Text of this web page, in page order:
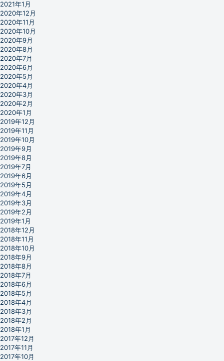
2021年1月
2020年12月
2020年11月
2020年10月
2020年9月
2020年8月
2020年7月
2020年6月
2020年5月
2020年4月
2020年3月
2020年2月
2020年1月
2019年12月
2019年11月
2019年10月
2019年9月
2019年8月
2019年7月
2019年6月
2019年5月
2019年4月
2019年3月
2019年2月
2019年1月
2018年12月
2018年11月
2018年10月
2018年9月
2018年8月
2018年7月
2018年6月
2018年5月
2018年4月
2018年3月
2018年2月
2018年1月
2017年12月
2017年11月
2017年10月